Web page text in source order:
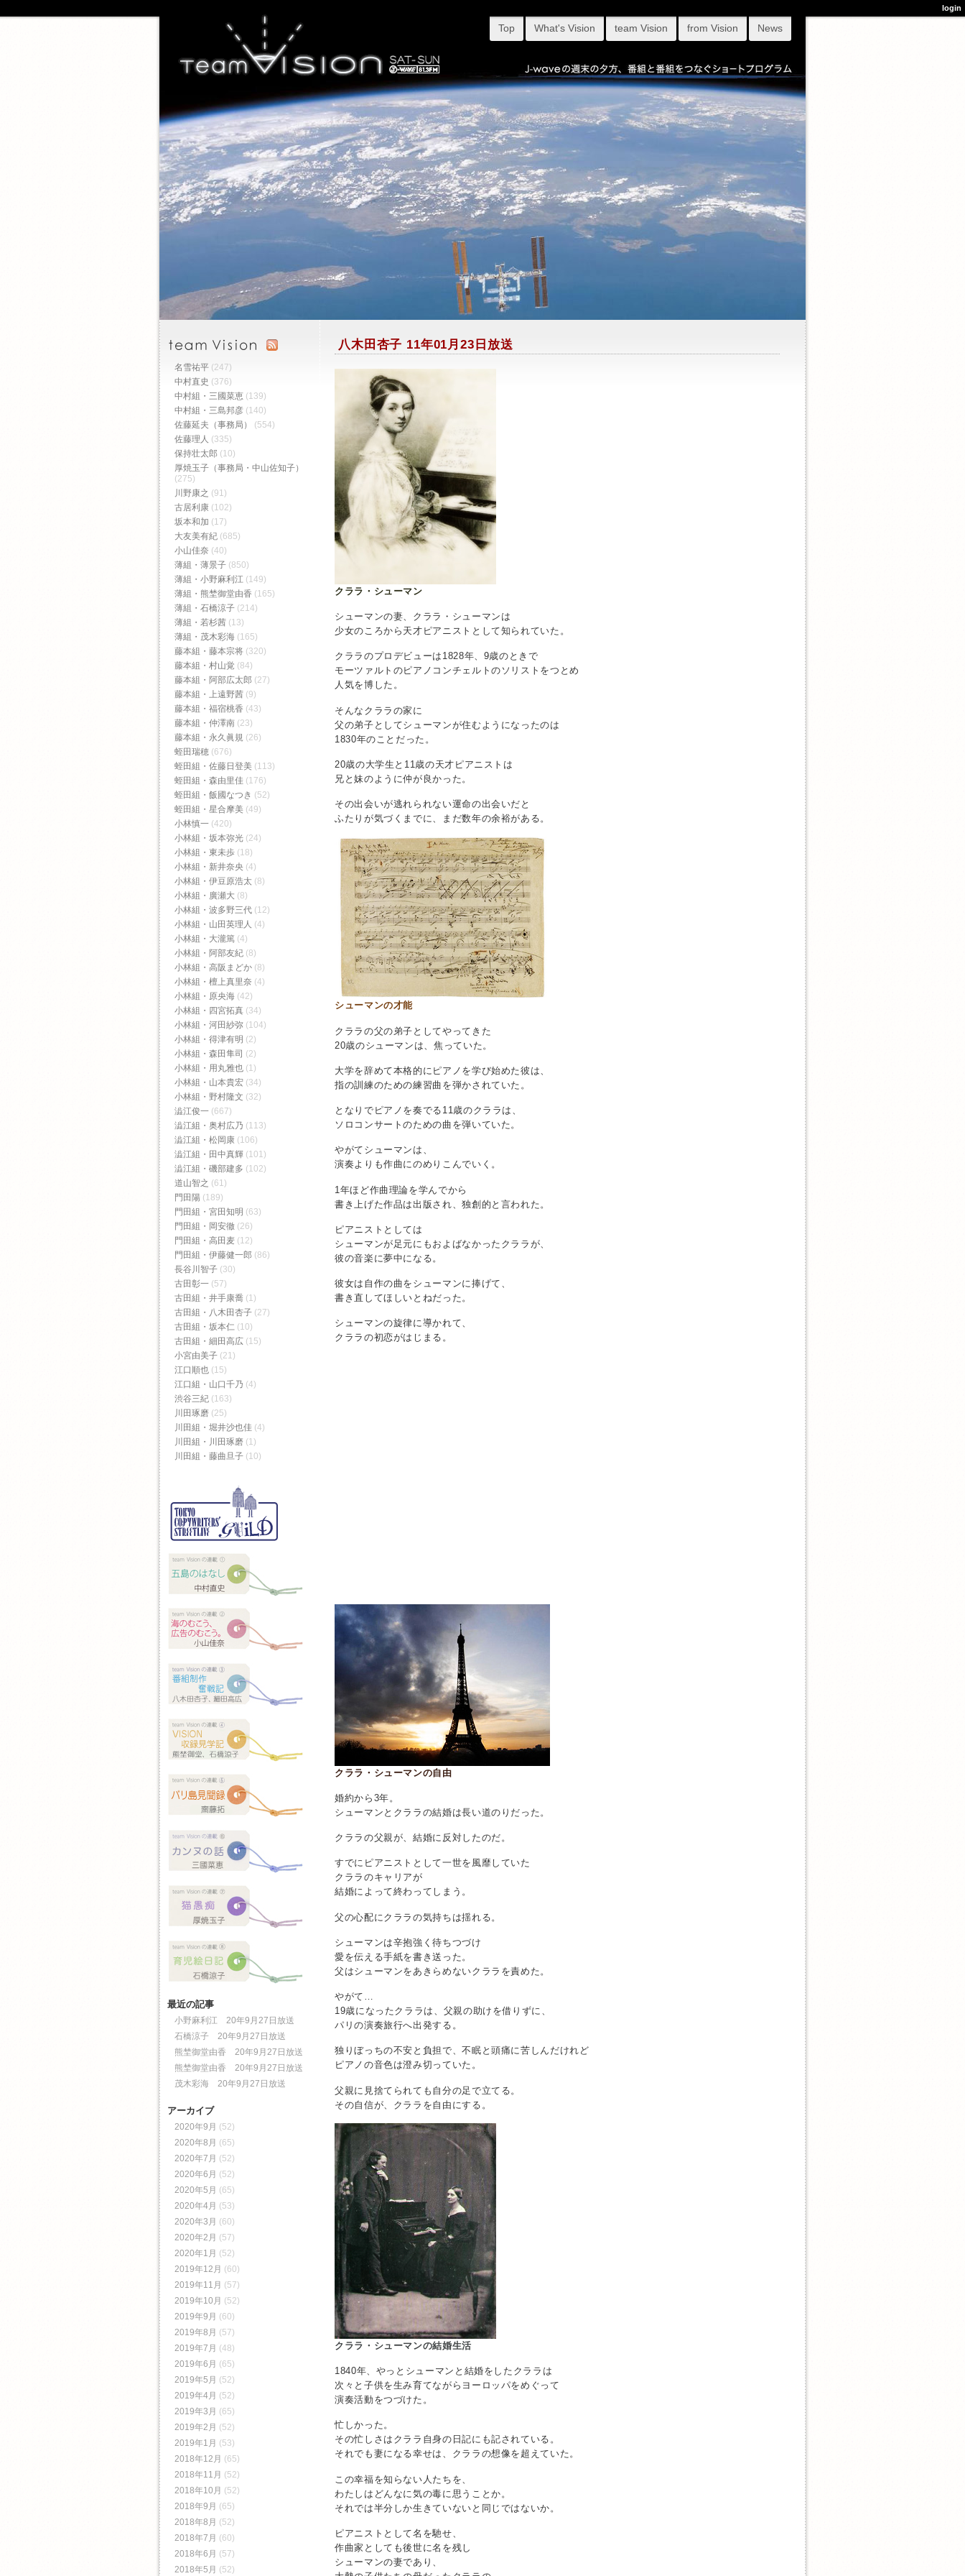
Top What's Vision team Vision from Vision News
八木田杏子 11年01月23日放送
クララ・シューマン
シューマンの妻、クララ・シューマンは
少女のころから天才ピアニストとして知られていた。
クララのプロデビューは1828年、9歳のときで
モーツァルトのピアノコンチェルトのソリストをつとめ
人気を博した。
そんなクララの家に
父の弟子としてシューマンが住むようになったのは
1830年のことだった。
20歳の大学生と11歳の天才ピアニストは
兄と妹のように仲が良かった。
その出会いが逃れられない運命の出会いだと
ふたりが気づくまでに、まだ数年の余裕がある。
シューマンの才能
クララの父の弟子としてやってきた
20歳のシューマンは、焦っていた。
大学を辞めて本格的にピアノを学び始めた彼は、
指の訓練のための練習曲を弾かされていた。
となりでピアノを奏でる11歳のクララは、
ソロコンサートのための曲を弾いていた。
やがてシューマンは、
演奏よりも作曲にのめりこんでいく。
1年ほど作曲理論を学んでから
書き上げた作品は出版され、独創的と言われた。
ピアニストとしては
シューマンが足元にもおよばなかったクララが、
彼の音楽に夢中になる。
彼女は自作の曲をシューマンに捧げて、
書き直してほしいとねだった。
シューマンの旋律に導かれて、
クララの初恋がはじまる。
クララ・シューマンの自由
婚約から3年。
シューマンとクララの結婚は長い道のりだった。
クララの父親が、結婚に反対したのだ。
すでにピアニストとして一世を風靡していた
クララのキャリアが
結婚によって終わってしまう。
父の心配にクララの気持ちは揺れる。
シューマンは辛抱強く待ちつづけ
愛を伝える手紙を書き送った。
父はシューマンをあきらめないクララを責めた。
やがて…
19歳になったクララは、父親の助けを借りずに、
パリの演奏旅行へ出発する。
独りぼっちの不安と負担で、不眠と頭痛に苦しんだけれど
ピアノの音色は澄み切っていた。
父親に見捨てられても自分の足で立てる。
その自信が、クララを自由にする。
クララ・シューマンの結婚生活
1840年、やっとシューマンと結婚をしたクララは
次々と子供を生み育てながらヨーロッパをめぐって
演奏活動をつづけた。
忙しかった。
その忙しさはクララ自身の日記にも記されている。
それでも妻になる幸せは、クララの想像を超えていた。
この幸福を知らない人たちを、
わたしはどんなに気の毒に思うことか。
それでは半分しか生きていないと同じではないか。
ピアニストとして名を馳せ、
作曲家としても後世に名を残し
シューマンの妻であり、
名雪祐平 (247)
中村直史 (376)
中村組・三國菜恵 (139)
中村組・三島邦彦 (140)
佐藤延夫（事務局）
(554)
佐藤理人 (335)
保持壮太郎 (10)
厚焼玉子（事務局・中山佐知子）
(275)
川野康之 (91)
古居利康 (102)
坂本和加 (17)
大友美有紀 (685)
小山佳奈 (40)
薄組・薄景子 (850)
薄組・小野麻利江 (149)
薄組・熊埜御堂由香 (165)
薄組・石橋涼子 (214)
薄組・若杉茜 (13)
薄組・茂木彩海 (165)
藤本組・藤本宗将 (320)
藤本組・村山覚 (84)
藤本組・阿部広太郎 (27)
藤本組・上遠野茜 (9)
藤本組・福宿桃香‬ (43)
藤本組・仲澤南 (23)
藤本組・永久眞規 (26)
蛭田瑞穂 (676)
蛭田組・佐藤日登美 (113)
蛭田組・森由里佳 (176)
蛭田組・飯國なつき (52)
蛭田組・星合摩美 (49)
小林慎一 (420)
小林組・坂本弥光 (24)
小林組・東未歩 (18)
小林組・新井奈央 (4)
小林組・伊豆原浩太 (8)
小林組・廣瀬大 (8)
小林組・波多野三代 (12)
小林組・山田英理人 (4)
小林組・大瀧篤 (4)
小林組・阿部友紀 (8)
小林組・高阪まどか (8)
小林組・檀上真里奈 (4)
小林組・原央海 (42)
小林組・四宮拓真 (34)
小林組・河田紗弥 (104)
小林組・得津有明 (2)
小林組・森田隼司 (2)
小林組・用丸雅也 (1)
小林組・山本貴宏 (34)
小林組・野村隆文 (32)
澁江俊一 (667)
澁江組・奥村広乃 (113)
澁江組・松岡康 (106)
澁江組・田中真輝 (101)
澁江組・磯部建多 (102)
道山智之 (61)
門田陽 (189)
門田組・宮田知明 (63)
門田組・岡安徹 (26)
門田組・高田麦 (12)
門田組・伊藤健一郎 (86)
長谷川智子 (30)
古田彰一 (57)
古田組・井手康喬 (1)
古田組・八木田杏子 (27)
古田組・坂本仁 (10)
古田組・細田高広 (15)
小宮由美子 (21)
江口順也 (15)
江口組・山口千乃 (4)
渋谷三紀 (163)
川田琢磨 (25)
川田組・堀井沙也佳 (4)
川田組・川田琢磨 (1)
川田組・藤曲旦子 (10)
最近の記事
小野麻利江 20年9月27日放送
石橋涼子 20年9月27日放送
熊埜御堂由香 20年9月27日放送
熊埜御堂由香 20年9月27日放送
茂木彩海 20年9月27日放送
アーカイブ
2020年9月 (52)
2020年8月 (65)
2020年7月 (52)
2020年6月 (52)
2020年5月 (65)
2020年4月 (53)
2020年3月 (60)
2020年2月 (57)
2020年1月 (52)
2019年12月 (60)
2019年11月 (57)
2019年10月 (52)
2019年9月 (60)
2019年8月 (57)
2019年7月 (48)
2019年6月 (65)
2019年5月 (52)
2019年4月 (52)
2019年3月 (65)
2019年2月 (52)
2019年1月 (53)
2018年12月 (65)
2018年11月 (52)
2018年10月 (52)
2018年9月 (65)
2018年8月 (52)
2018年7月 (60)
2018年6月 (57)
2018年5月 (52)
login